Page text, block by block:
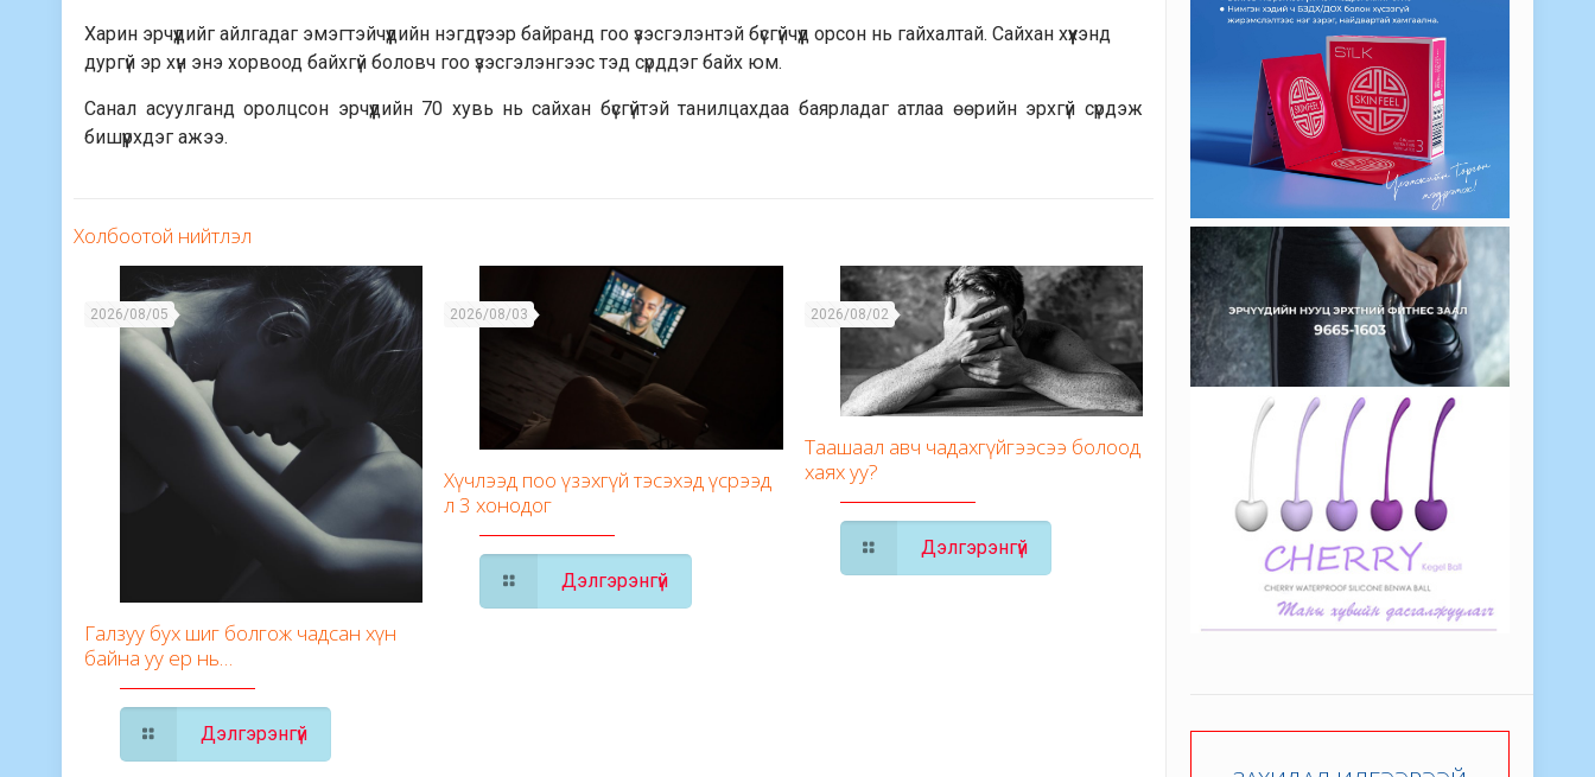
Харин эрчүүдийг айлгадаг эмэгтэйчүүдийн нэгдүгээр байранд гоо үзэсгэлэнтэй бүсгүйчүүд орсон нь гайхалтай. Сайхан хүүхэнд
дургүй эр хүн энэ хорвоод байхгүй боловч гоо үзэсгэлэнгээс тэд сүрддэг байх юм.
Санал асуулганд оролцсон эрчүүдийн 70 хувь нь сайхан бүсгүйтэй танилцахдаа баярладаг атлаа өөрийн эрхгүй сүрдэж
бишүүрхдэг ажээ.
Холбоотой нийтлэл
2026/08/05
Галзуу бух шиг болгож чадсан хүн
байна уу ер нь…
Дэлгэрэнгүй
2026/08/03
Хүчлээд поо үзэхгүй тэсэхэд үсрээд
л 3 хонодог
Дэлгэрэнгүй
2026/08/02
Таашаал авч чадахгүйгээсээ болоод
хаях уу?
Дэлгэрэнгүй